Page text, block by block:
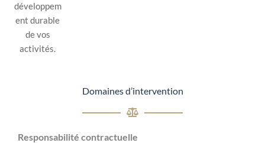
développem
ent durable
de vos
activités.
Domaines d’intervention
Responsabilité contractuelle